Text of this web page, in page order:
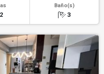
2
Baño(s)
3